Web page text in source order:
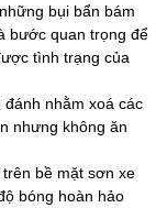
bụi bẩn bám
bước quan trọng để
tình trạng của
nhằm xoá các
nhưng không ăn
bề mặt sơn xe
bóng hoàn hảo